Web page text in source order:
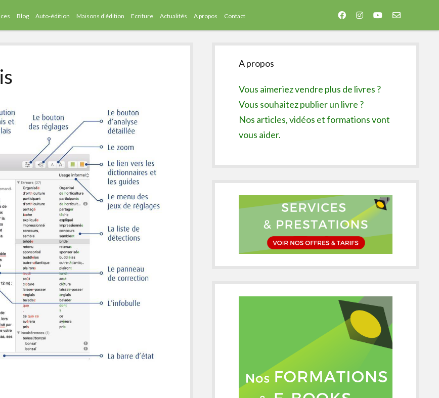
Blog Auto-édition Maisons d’édition Ecriture Actualités A propos Contact facebookinstagram
youtubeemail-
Sidebar
A propos
Vous aimeriez vendre plus de livres ?
Vous souhaitez publier un livre ?
Nos articles, vidéos et formations vont
vous aider.